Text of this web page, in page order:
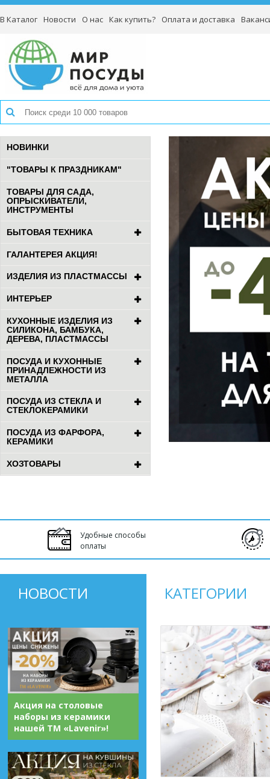
В Каталог Новости О нас Как купить? Оплата и доставка
НОВИНКИ
"ТОВАРЫ К ПРАЗДНИКАМ"
ТОВАРЫ ДЛЯ САДА,
ОПРЫСКИВАТЕЛИ,
ИНСТРУМЕНТЫ
БЫТОВАЯ ТЕХНИКА
ГАЛАНТЕРЕЯ АКЦИЯ!
ИЗДЕЛИЯ ИЗ ПЛАСТМАССЫ
ИНТЕРЬЕР
КУХОННЫЕ ИЗДЕЛИЯ ИЗ
СИЛИКОНА, БАМБУКА,
ДЕРЕВА, ПЛАСТМАССЫ
ПОСУДА И КУХОННЫЕ
ПРИНАДЛЕЖНОСТИ ИЗ
МЕТАЛЛА
ПОСУДА ИЗ СТЕКЛА И
СТЕКЛОКЕРАМИКИ
ПОСУДА ИЗ ФАРФОРА,
КЕРАМИКИ
ХОЗТОВАРЫ
Удобные способы
оплаты
НОВОСТИ
Акция на столовые
наборы из керамики
нашей ТМ «Lavenir»!
КАТЕГОРИИ